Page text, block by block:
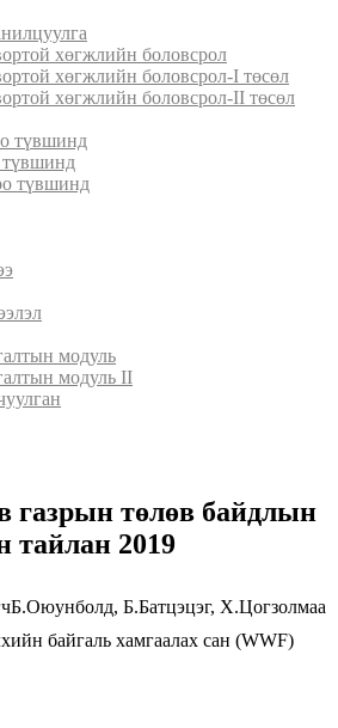
хөгжлийн боловсрол
хөгжлийн боловсрол-I төсөл
хөгжлийн боловсрол-II төсөл
түвшинд
түвшинд
модуль
модуль II
газрын төлөв байдлын
тайлан 2019
Б.Оюунболд, Б.Батцэцэг, Х.Цогзолмаа
байгаль хамгаалах сан (WWF)